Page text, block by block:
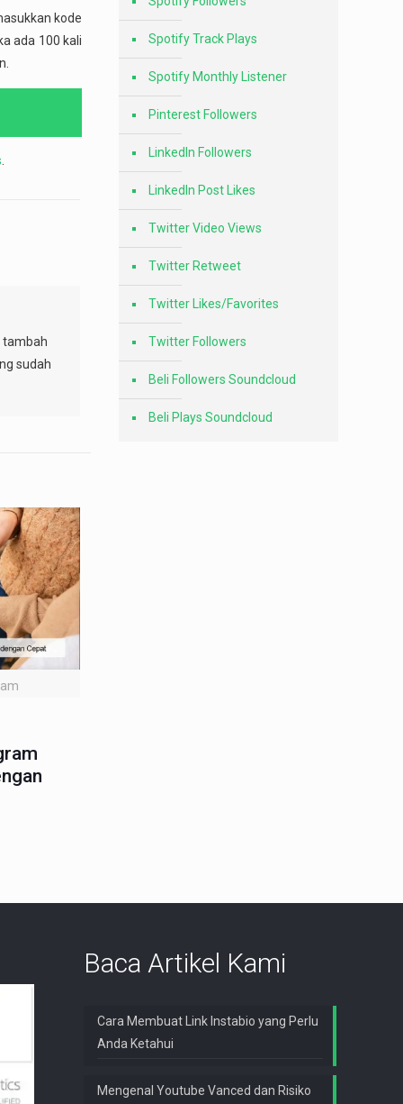
kode
ada 100 kali
tambah
sudah
Spotify Track Plays
Spotify Monthly Listener
Pinterest Followers
LinkedIn Followers
LinkedIn Post Likes
Twitter Video Views
Twitter Retweet
Twitter Likes/Favorites
Twitter Followers
Beli Followers Soundcloud
Beli Plays Soundcloud
Baca Artikel Kami
Cara Membuat Link Instabio yang Perlu
Anda Ketahui
Mengenal Youtube Vanced dan Risiko